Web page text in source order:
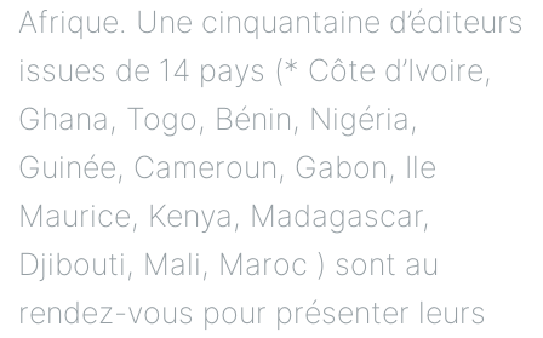
Afrique. Une cinquantaine d’éditeurs
issues de 14 pays (* Côte d’Ivoire,
Ghana, Togo, Bénin, Nigéria,
Guinée, Cameroun, Gabon, Ile
Maurice, Kenya, Madagascar,
Djibouti, Mali, Maroc ) sont au
rendez-vous pour présenter leurs